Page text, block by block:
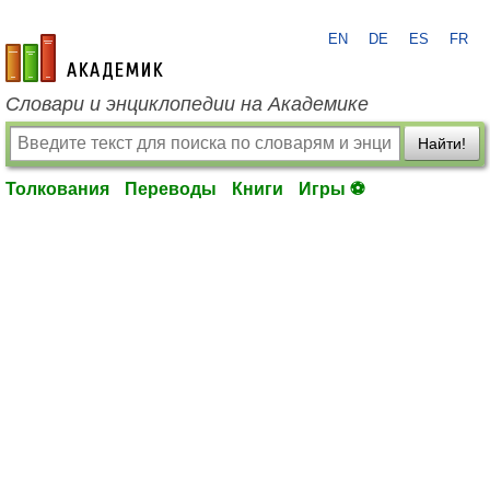
academic.ru
EN DE ES FR
Словари и энциклопедии на Академике
Найти!
Толкования Переводы Книги Игры ⚽